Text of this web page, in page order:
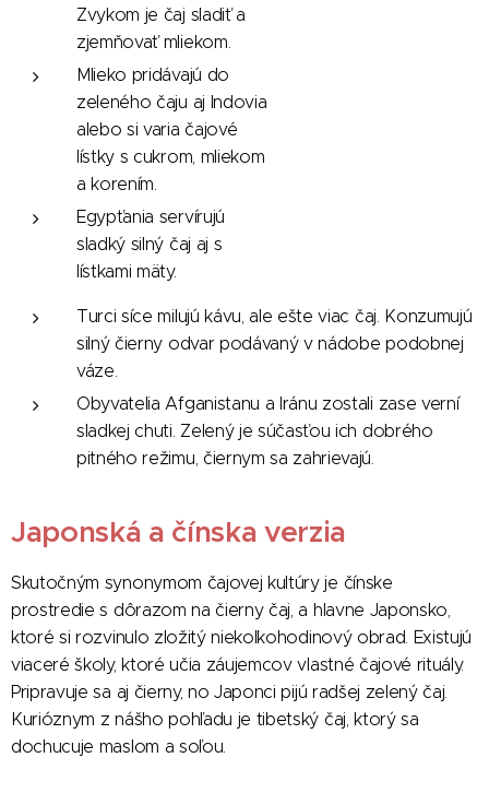
Zvykom je čaj sladiť a
zjemňovať mliekom.
Mlieko pridávajú do
zeleného čaju aj Indovia
alebo si varia čajové
lístky s cukrom, mliekom
a korením.
Egypťania servírujú
sladký silný čaj aj s
lístkami mäty.
Turci síce milujú kávu, ale ešte viac čaj. Konzumujú
silný čierny odvar podávaný v nádobe podobnej
váze.
Obyvatelia Afganistanu a Iránu zostali zase verní
sladkej chuti. Zelený je súčasťou ich dobrého
pitného režimu, čiernym sa zahrievajú.
Japonská a čínska verzia
Skutočným synonymom čajovej kultúry je čínske
prostredie s dôrazom na čierny čaj, a hlavne Japonsko,
ktoré si rozvinulo zložitý niekoľkohodinový obrad. Existujú
viaceré školy, ktoré učia záujemcov vlastné čajové rituály.
Pripravuje sa aj čierny, no Japonci pijú radšej zelený čaj.
Kurióznym z nášho pohľadu je tibetský čaj, ktorý sa
dochucuje maslom a soľou.